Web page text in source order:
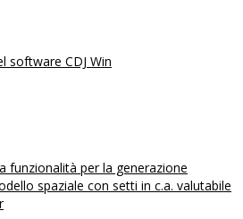
software CDJ Win
funzionalità per la generazione
spaziale con setti in c.a. valutabile